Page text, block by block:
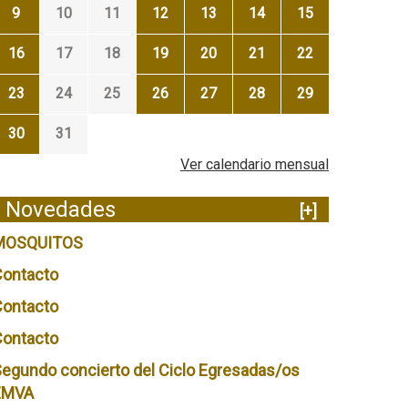
9 10 11 12 13 14 15
16 17 18 19 20 21 22
23 24 25 26 27 28 29
30
31
Ver calendario mensual
Novedades
[+]
concierto del Ciclo Egresadas/os